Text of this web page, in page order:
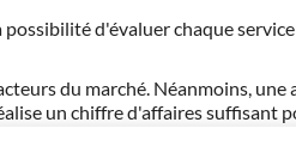
d'évaluer chaque
du marché. Néanmoins, une
un chiffre d'affaires suffisant
fournies par l'auto-école ;